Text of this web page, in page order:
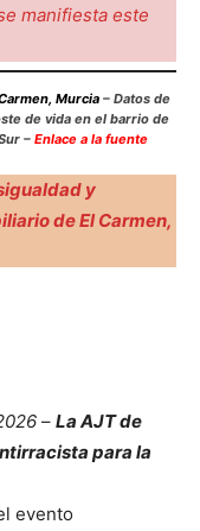
manifiesta este
Murcia – Datos de
de vida en el barrio de
– Enlace a la fuente
y
de El Carmen,
– La AJT de
para la
evento